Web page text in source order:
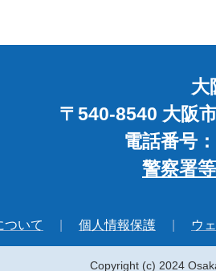
大
〒540-8540 大阪
電話番号
警察署
ついて 個人情報保護 ウ
Copyright (c) 2024